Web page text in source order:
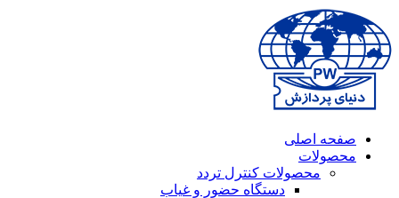
صفحه اصلی
محصولات
محصولات کنترل تردد
دستگاه حضور و غیاب